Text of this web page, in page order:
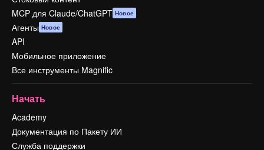
MCP для Claude/ChatGPT Новое
Агенты Новое
API
Мобильное приложение
Все инструменты Magnific
Начать
Academy
Документация по Пакету ИИ
Служба поддержки